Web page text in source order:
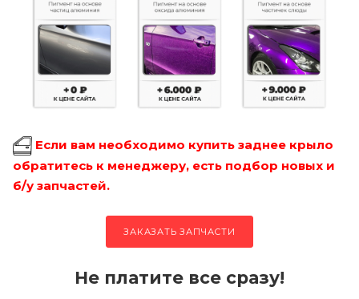
Если вам необходимо купить заднее крыло
обратитесь к менеджеру, есть подбор новых и
б/у запчастей.
ЗАКАЗАТЬ ЗАПЧАСТИ
Не платите все сразу!